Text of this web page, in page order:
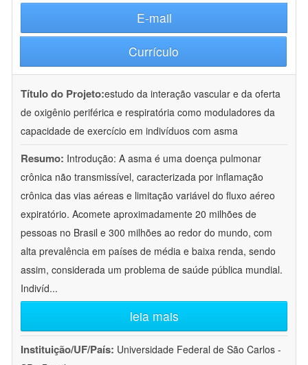
E-mail
Currículo
Título do Projeto:estudo da interação vascular e da oferta
de oxigênio periférica e respiratória como moduladores da
capacidade de exercício em indivíduos com asma
Resumo: Introdução: A asma é uma doença pulmonar
crônica não transmissível, caracterizada por inflamação
crônica das vias aéreas e limitação variável do fluxo aéreo
expiratório. Acomete aproximadamente 20 milhões de
pessoas no Brasil e 300 milhões ao redor do mundo, com
alta prevalência em países de média e baixa renda, sendo
assim, considerada um problema de saúde pública mundial.
Indivíd...
leia mais
Instituição/UF/País: Universidade Federal de São Carlos -